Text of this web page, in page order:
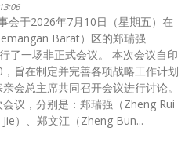
会于2026年7月10日（星期五）在
Barat）区的郑瑞强
了一场非正式会议。 本次会议自印
旨在制定并完善各项战略工作计划
会总主席共同召开会议进行讨论。
议，分别是：郑瑞强（Zheng Rui
）、郑文江（Zheng Bun...